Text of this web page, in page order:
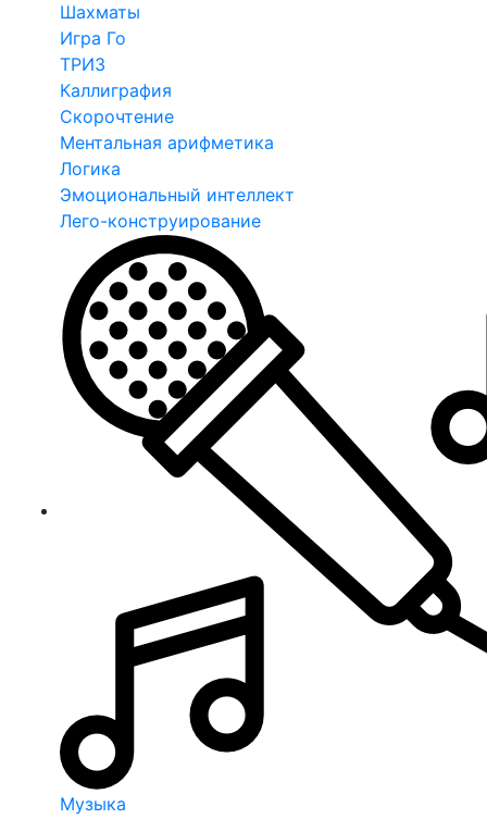
Шахматы
Игра Го
ТРИЗ
Каллиграфия
Скорочтение
Ментальная арифметика
Логика
Эмоциональный интеллект
Лего-конструирование
Музыка